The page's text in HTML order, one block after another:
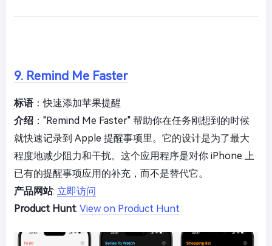
9. Remind Me Faster
标语：快速添加苹果提醒
介绍 ："Remind Me Faster" 帮助你在任务刚想到的时候
就快速记录到 Apple 提醒事项里。它的设计是为了最大
程度地减少阻力和干扰。这个应用程序是对你 iPhone 上
已有的提醒事项应用的补充，而不是替代它。
产品网站: 立即访问
Product Hunt: View on Product Hunt